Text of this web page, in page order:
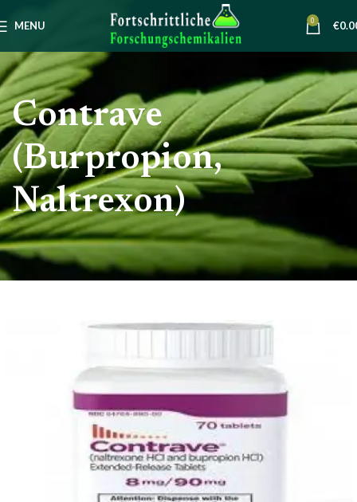
MENU 0 €
Contrave
(Burpropion,
Naltrexon)